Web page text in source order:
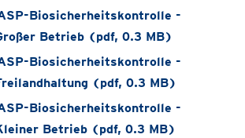
Biosicherheitskontrolle -
Betrieb (pdf, 0.3 MB)
Biosicherheitskontrolle -
(pdf, 0.3 MB)
Biosicherheitskontrolle -
Betrieb (pdf, 0.3 MB)